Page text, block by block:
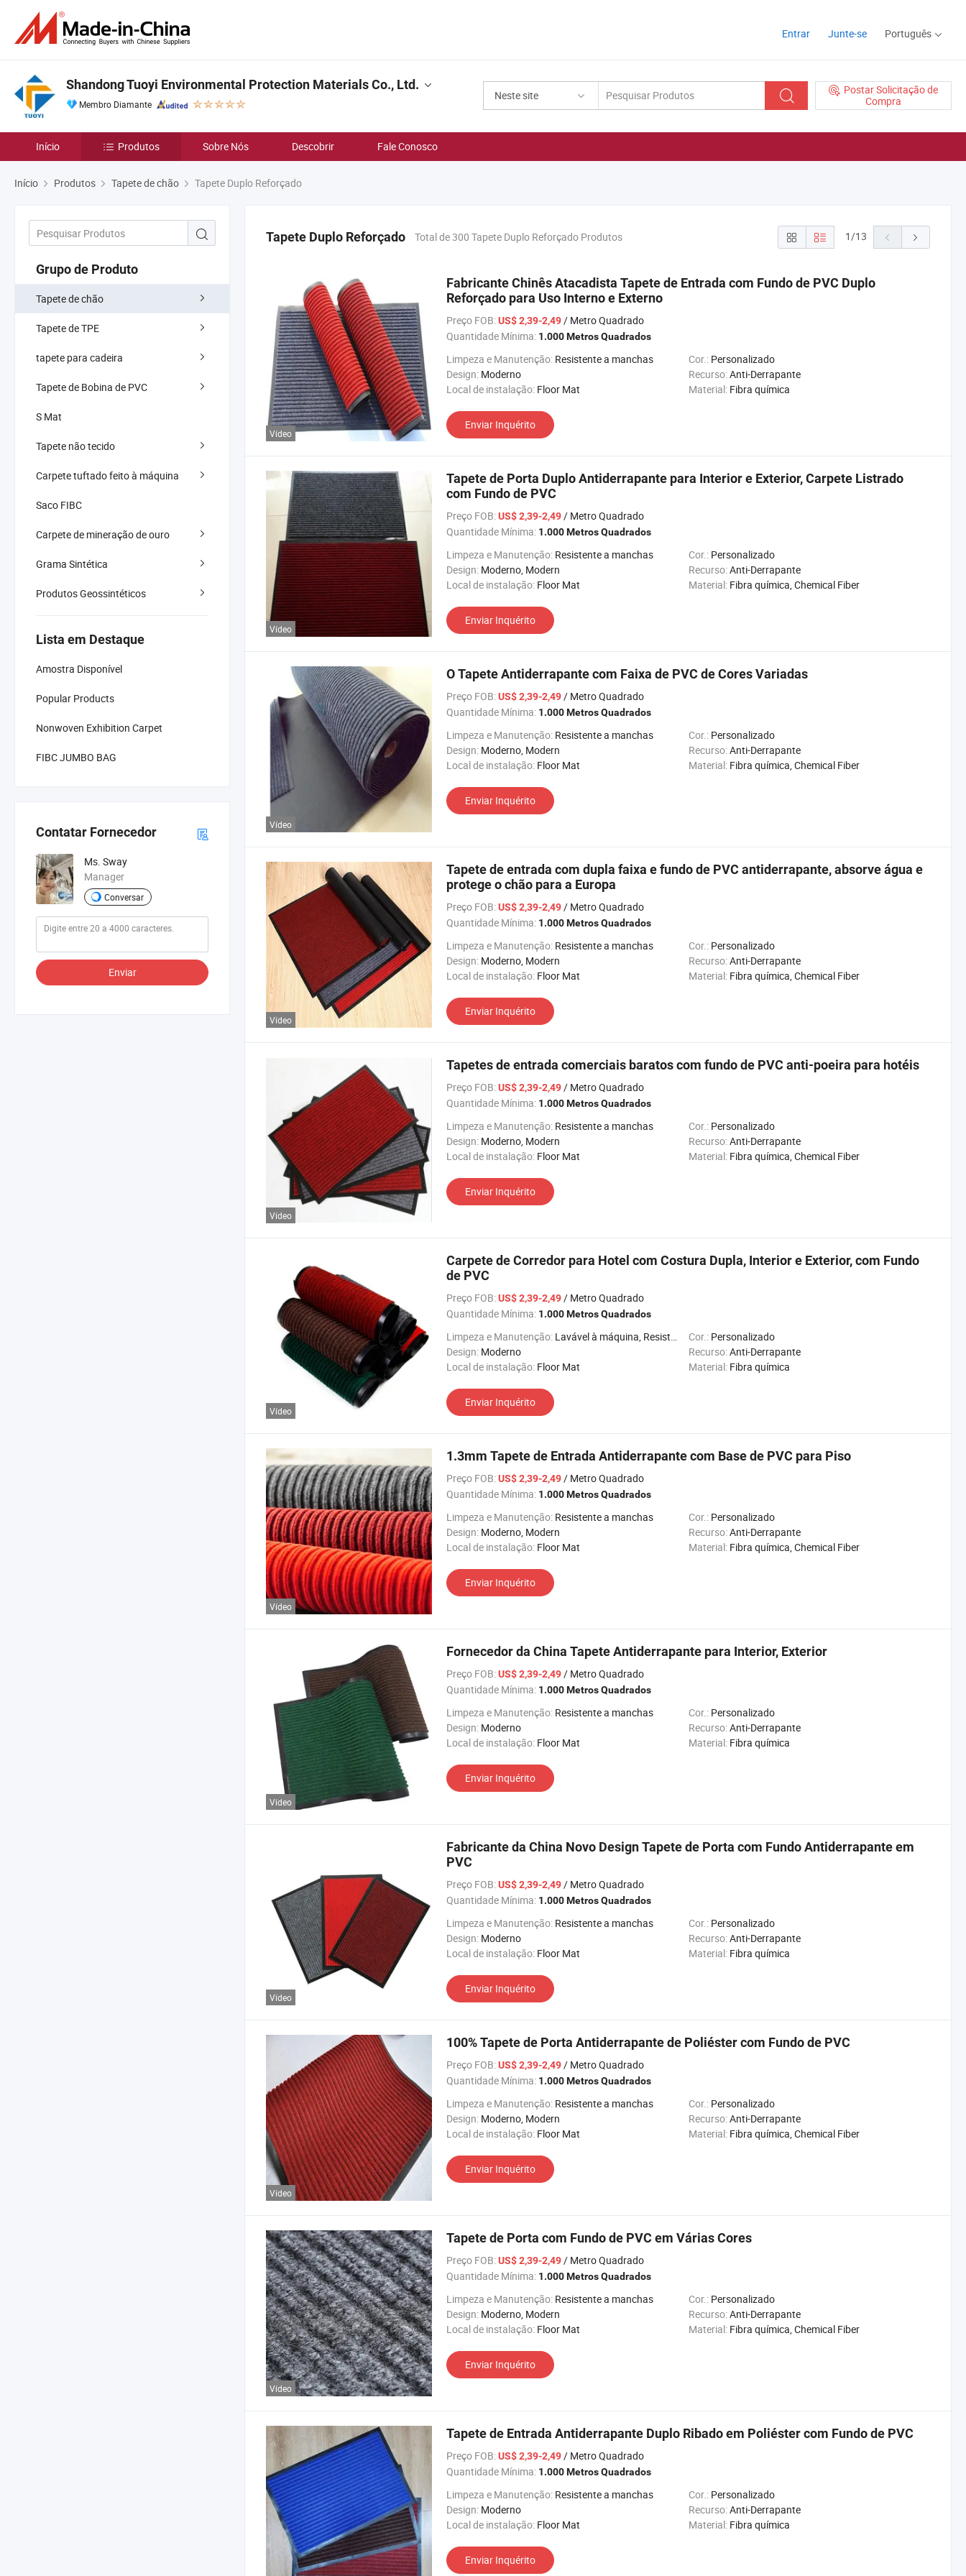
Entrar Junte-se Português
Neste site
Postar Solicitação de
Compra
Shandong Tuoyi Environmental Protection Materials Co., Ltd.
Membro Diamante
Início Produtos Sobre Nós Descobrir Fale Conosco
Início Produtos Tapete de chão Tapete Duplo Reforçado
Grupo de Produto
Tapete de chão
Tapete de TPE
tapete para cadeira
Tapete de Bobina de PVC
S Mat
Tapete não tecido
Carpete tuftado feito à máquina
Saco FIBC
Carpete de mineração de ouro
Grama Sintética
Produtos Geossintéticos
Lista em Destaque
Amostra Disponível
Popular Products
Nonwoven Exhibition Carpet
FIBC JUMBO BAG
Contatar Fornecedor
Ms. Sway
Manager
Conversar
Enviar
Tapete Duplo Reforçado Total de 300 Tapete Duplo Reforçado Produtos 1/13
Vídeo
Fabricante Chinês Atacadista Tapete de Entrada com Fundo de PVC Duplo
Reforçado para Uso Interno e Externo
Preço FOB:US$ 2,39-2,49/ Metro Quadrado
Quantidade Mínima: 1.000 Metros Quadrados
Limpeza e Manutenção: Resistente a manchas Cor.: Personalizado
Design: Moderno Recurso:Anti-Derrapante
Local de instalação: Floor Mat Material: Fibra química
Enviar Inquérito
Vídeo
Tapete de Porta Duplo Antiderrapante para Interior e Exterior, Carpete Listrado
com Fundo de PVC
Preço FOB:US$ 2,39-2,49/ Metro Quadrado
Quantidade Mínima: 1.000 Metros Quadrados
Limpeza e Manutenção: Resistente a manchas Cor.: Personalizado
Design: Moderno, Modern Recurso:Anti-Derrapante
Local de instalação: Floor Mat Material: Fibra química, Chemical Fiber
Enviar Inquérito
Vídeo
O Tapete Antiderrapante com Faixa de PVC de Cores Variadas
Preço FOB:US$ 2,39-2,49/ Metro Quadrado
Quantidade Mínima: 1.000 Metros Quadrados
Limpeza e Manutenção: Resistente a manchas Cor.: Personalizado
Design: Moderno, Modern Recurso:Anti-Derrapante
Local de instalação: Floor Mat Material: Fibra química, Chemical Fiber
Enviar Inquérito
Vídeo
Tapete de entrada com dupla faixa e fundo de PVC antiderrapante, absorve água e
protege o chão para a Europa
Preço FOB:US$ 2,39-2,49/ Metro Quadrado
Quantidade Mínima: 1.000 Metros Quadrados
Limpeza e Manutenção: Resistente a manchas Cor.: Personalizado
Design: Moderno, Modern Recurso:Anti-Derrapante
Local de instalação: Floor Mat Material: Fibra química, Chemical Fiber
Enviar Inquérito
Vídeo
Tapetes de entrada comerciais baratos com fundo de PVC anti-poeira para hotéis
Preço FOB:US$ 2,39-2,49/ Metro Quadrado
Quantidade Mínima: 1.000 Metros Quadrados
Limpeza e Manutenção: Resistente a manchas Cor.: Personalizado
Design: Moderno, Modern Recurso:Anti-Derrapante
Local de instalação: Floor Mat Material: Fibra química, Chemical Fiber
Enviar Inquérito
Vídeo
Carpete de Corredor para Hotel com Costura Dupla, Interior e Exterior, com Fundo
de PVC
Preço FOB:US$ 2,39-2,49/ Metro Quadrado
Quantidade Mínima: 1.000 Metros Quadrados
Limpeza e Manutenção: Lavável à máquina, Resistente a manchas, Impermeável Cor.: Personalizado
Design: Moderno Recurso:Anti-Derrapante
Local de instalação: Floor Mat Material: Fibra química
Enviar Inquérito
Vídeo
1.3mm Tapete de Entrada Antiderrapante com Base de PVC para Piso
Preço FOB:US$ 2,39-2,49/ Metro Quadrado
Quantidade Mínima: 1.000 Metros Quadrados
Limpeza e Manutenção: Resistente a manchas Cor.: Personalizado
Design: Moderno, Modern Recurso:Anti-Derrapante
Local de instalação: Floor Mat Material: Fibra química, Chemical Fiber
Enviar Inquérito
Vídeo
Fornecedor da China Tapete Antiderrapante para Interior, Exterior
Preço FOB:US$ 2,39-2,49/ Metro Quadrado
Quantidade Mínima: 1.000 Metros Quadrados
Limpeza e Manutenção: Resistente a manchas Cor.: Personalizado
Design: Moderno Recurso:Anti-Derrapante
Local de instalação: Floor Mat Material: Fibra química
Enviar Inquérito
Vídeo
Fabricante da China Novo Design Tapete de Porta com Fundo Antiderrapante em
PVC
Preço FOB:US$ 2,39-2,49/ Metro Quadrado
Quantidade Mínima: 1.000 Metros Quadrados
Limpeza e Manutenção: Resistente a manchas Cor.: Personalizado
Design: Moderno Recurso:Anti-Derrapante
Local de instalação: Floor Mat Material: Fibra química
Enviar Inquérito
Vídeo
100% Tapete de Porta Antiderrapante de Poliéster com Fundo de PVC
Preço FOB:US$ 2,39-2,49/ Metro Quadrado
Quantidade Mínima: 1.000 Metros Quadrados
Limpeza e Manutenção: Resistente a manchas Cor.: Personalizado
Design: Moderno, Modern Recurso:Anti-Derrapante
Local de instalação: Floor Mat Material: Fibra química, Chemical Fiber
Enviar Inquérito
Vídeo
Tapete de Porta com Fundo de PVC em Várias Cores
Preço FOB:US$ 2,39-2,49/ Metro Quadrado
Quantidade Mínima: 1.000 Metros Quadrados
Limpeza e Manutenção: Resistente a manchas Cor.: Personalizado
Design: Moderno, Modern Recurso:Anti-Derrapante
Local de instalação: Floor Mat Material: Fibra química, Chemical Fiber
Enviar Inquérito
Tapete de Entrada Antiderrapante Duplo Ribado em Poliéster com Fundo de PVC
Preço FOB:US$ 2,39-2,49/ Metro Quadrado
Quantidade Mínima: 1.000 Metros Quadrados
Limpeza e Manutenção: Resistente a manchas Cor.: Personalizado
Design: Moderno Recurso:Anti-Derrapante
Local de instalação: Floor Mat Material: Fibra química
Enviar Inquérito